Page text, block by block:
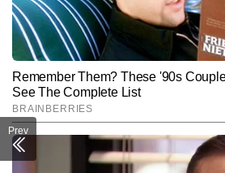
Prev